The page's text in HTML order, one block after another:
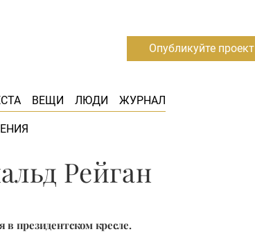
ВЕЩИ ЛЮДИ ЖУРНАЛ
Опубликуйте проект
Рейган
в президентском кресле.